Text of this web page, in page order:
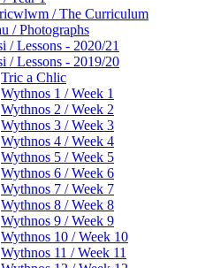
/ The Curriculum
/ Photographs
/ Lessons - 2020/21
/ Lessons - 2019/20
Tric a Chlic
Wythnos 1 / Week 1
Wythnos 2 / Week 2
Wythnos 3 / Week 3
Wythnos 4 / Week 4
Wythnos 5 / Week 5
Wythnos 6 / Week 6
Wythnos 7 / Week 7
Wythnos 8 / Week 8
Wythnos 9 / Week 9
Wythnos 10 / Week 10
Wythnos 11 / Week 11